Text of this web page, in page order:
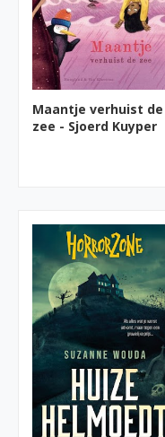
Maantje verhuist de
zee - Sjoerd Kuyper